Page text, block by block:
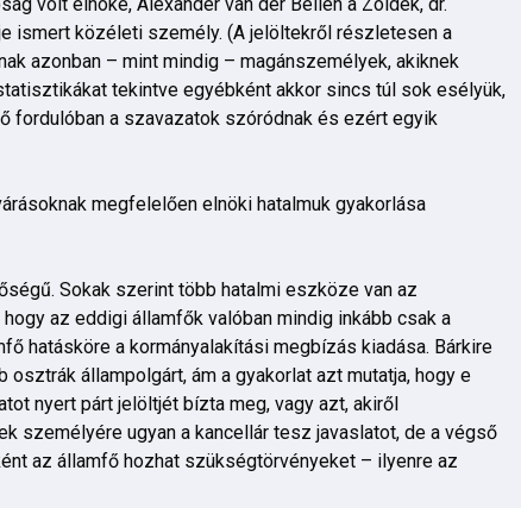
ismert közéleti személy. (A jelöltekről részletesen a
azonban – mint mindig – magánszemélyek, akiknek
tekintve egyébként akkor sincs túl sok esélyük,
fordulóban a szavazatok szóródnak és ezért egyik
megfelelően elnöki hatalmuk gyakorlása
Sokak szerint több hatalmi eszköze van az
az eddigi államfők valóban mindig inkább csak a
hatásköre a kormányalakítási megbízás kiadása. Bárkire
állampolgárt, ám a gyakorlat azt mutatja, hogy e
nyert párt jelöltjét bízta meg, vagy azt, akiről
személyére ugyan a kancellár tesz javaslatot, de a végső
az államfő hozhat szükségtörvényeket – ilyenre az